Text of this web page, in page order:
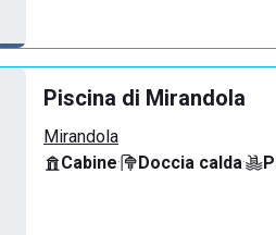
Piscina di Mirandola
Mirandola
Cabine· Doccia calda·